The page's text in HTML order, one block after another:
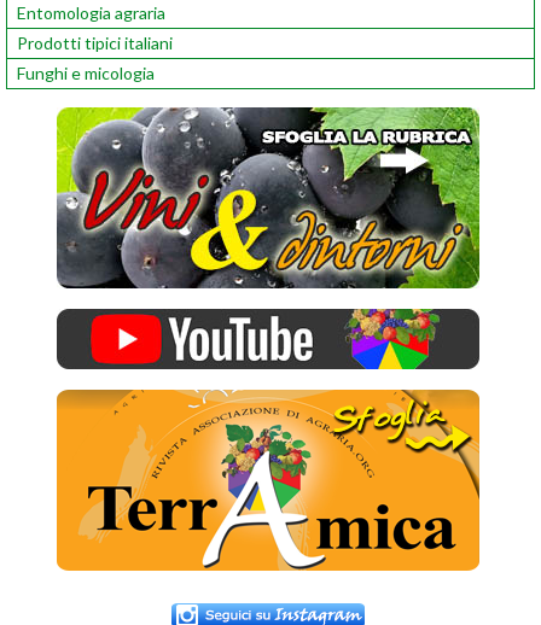
Entomologia agraria
Prodotti tipici italiani
Funghi e micologia